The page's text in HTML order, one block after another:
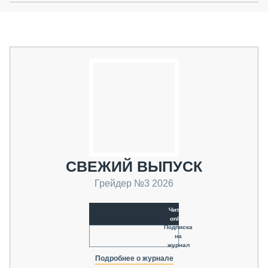
СВЕЖИЙ ВЫПУСК
Грейдер №3 2026
Читать
online
Подписка
на
журнал
Подробнее о журнале